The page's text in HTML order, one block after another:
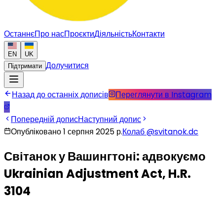
ОстаннєПро насПроєктиДіяльністьКонтакти
EN
UK
Підтримати Долучитися
Назад до останніх дописів Переглянути в Instagram
Попередній дописНаступний допис
Опубліковано 1 серпня 2025 р.Колаб@svitanok.dc
Світанок у Вашингтоні: адвокуємо
Ukrainian Adjustment Act, H.R.
3104